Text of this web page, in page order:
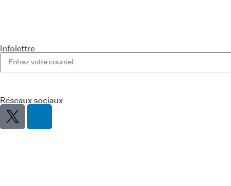
Infolettre
Réseaux sociaux